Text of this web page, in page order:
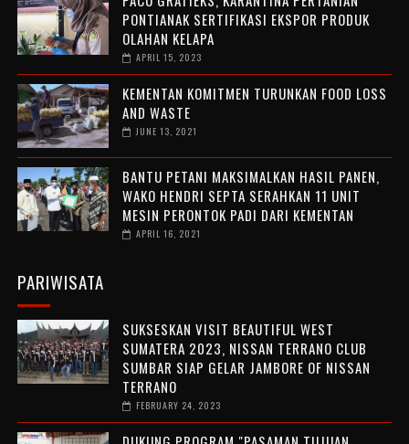
PONTIANAK SERTIFIKASI EKSPOR PRODUK
OLAHAN KELAPA
APRIL 15, 2023
KEMENTAN KOMITMEN TURUNKAN FOOD LOSS
AND WASTE
JUNE 13, 2021
BANTU PETANI MAKSIMALKAN HASIL PANEN,
WAKO HENDRI SEPTA SERAHKAN 11 UNIT
MESIN PERONTOK PADI DARI KEMENTAN
APRIL 16, 2021
PARIWISATA
SUKSESKAN VISIT BEAUTIFUL WEST
SUMATERA 2023, NISSAN TERRANO CLUB
SUMBAR SIAP GELAR JAMBORE OF NISSAN
TERRANO
FEBRUARY 24, 2023